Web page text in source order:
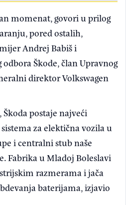
momenat, govori u prilog
pored ostalih,
Andrej Babiš i
Škode, član Upravnog
direktor Volkswagen
postaje najveći
za elektična vozila u
i centralni stub naše
Fabrika u Mladoj Boleslavi
razmerama i jača
baterijama, izjavio